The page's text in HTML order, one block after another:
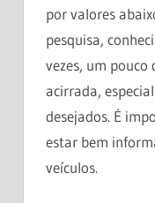
por valores
pesquisa,
vezes, um pouco
acirrada,
desejados. É
estar bem
veículos.